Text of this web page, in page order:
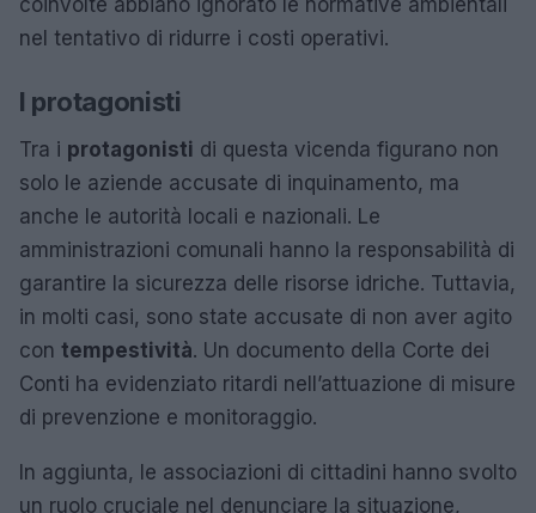
nel tentativo di ridurre i costi operativi.
I protagonisti
Tra i protagonisti di questa vicenda figurano non
solo le aziende accusate di inquinamento, ma
anche le autorità locali e nazionali. Le
amministrazioni comunali hanno la responsabilità di
garantire la sicurezza delle risorse idriche. Tuttavia,
in molti casi, sono state accusate di non aver agito
con tempestività. Un documento della Corte dei
Conti ha evidenziato ritardi nell’attuazione di misure
di prevenzione e monitoraggio.
In aggiunta, le associazioni di cittadini hanno svolto
un ruolo cruciale nel denunciare la situazione,